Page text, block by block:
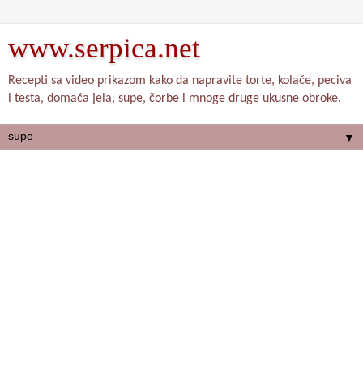
www.serpica.net
Recepti sa video prikazom kako da napravite torte, kolače, peciva
i testa, domaća jela, supe, čorbe i mnoge druge ukusne obroke.
▼